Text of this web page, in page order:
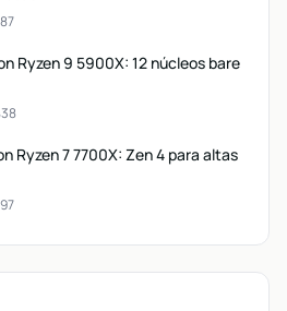
Ryzen 9 5900X: 12 núcleos bare
Ryzen 7 7700X: Zen 4 para altas